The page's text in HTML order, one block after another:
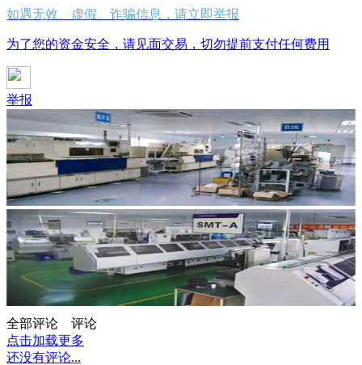
如遇无效、虚假、诈骗信息，请立即举报
为了您的资金安全，请见面交易，切勿提前支付任何费用
举报
全部评论
评论
点击加载更多
还没有评论...